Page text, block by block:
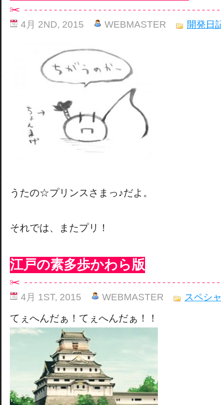
4月 2ND, 2015 WEBMASTER 開発日
うたの☆プリンスさまっ♪だよ。
それでは、またプリ！
江戸の素多歩かわら版
4月 1ST, 2015 WEBMASTER スペシ
てぇへんだぁ！てぇへんだぁ！！